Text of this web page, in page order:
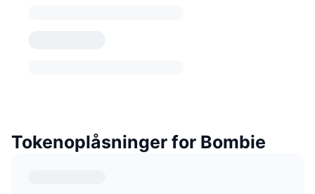
Tokenoplåsninger for Bombie